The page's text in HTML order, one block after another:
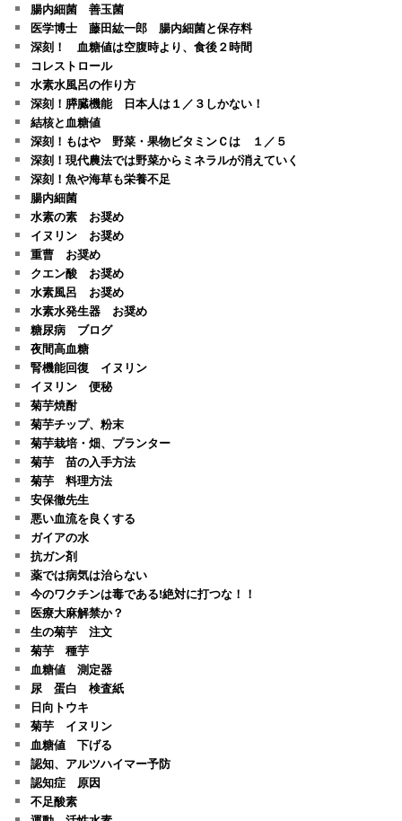
腸内細菌 善玉菌
医学博士 藤田紘一郎 腸内細菌と保存料
深刻！ 血糖値は空腹時より、食後２時間
コレストロール
水素水風呂の作り方
深刻！膵臓機能 日本人は１／３しかない！
結核と血糖値
深刻！もはや 野菜・果物ビタミンＣは １／５
深刻！現代農法では野菜からミネラルが消えていく
深刻！魚や海草も栄養不足
腸内細菌
水素の素 お奨め
イヌリン お奨め
重曹 お奨め
クエン酸 お奨め
水素風呂 お奨め
水素水発生器 お奨め
糖尿病 ブログ
夜間高血糖
腎機能回復 イヌリン
イヌリン 便秘
菊芋焼酎
菊芋チップ、粉末
菊芋栽培・畑、プランター
菊芋 苗の入手方法
菊芋 料理方法
安保徹先生
悪い血流を良くする
ガイアの水
抗ガン剤
薬では病気は治らない
今のワクチンは毒である!絶対に打つな！！
医療大麻解禁か？
生の菊芋 注文
菊芋 種芋
血糖値 測定器
尿 蛋白 検査紙
日向トウキ
菊芋 イヌリン
血糖値 下げる
認知、アルツハイマー予防
認知症 原因
不足酸素